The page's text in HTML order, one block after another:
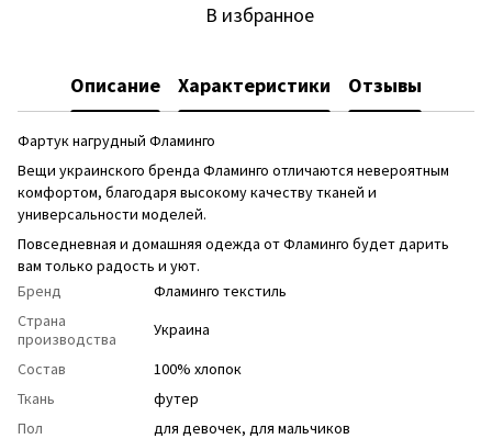
В избранное
Описание Характеристики Отзывы
Фартук нагрудный Фламинго
Вещи украинского бренда Фламинго отличаются невероятным
комфортом, благодаря высокому качеству тканей и
универсальности моделей.
Повседневная и домашняя одежда от Фламинго будет дарить
вам только радость и уют.
Бренд
Фламинго текстиль
Страна
производства
Украина
Состав
100% хлопок
Ткань
футер
Пол
для девочек, для мальчиков